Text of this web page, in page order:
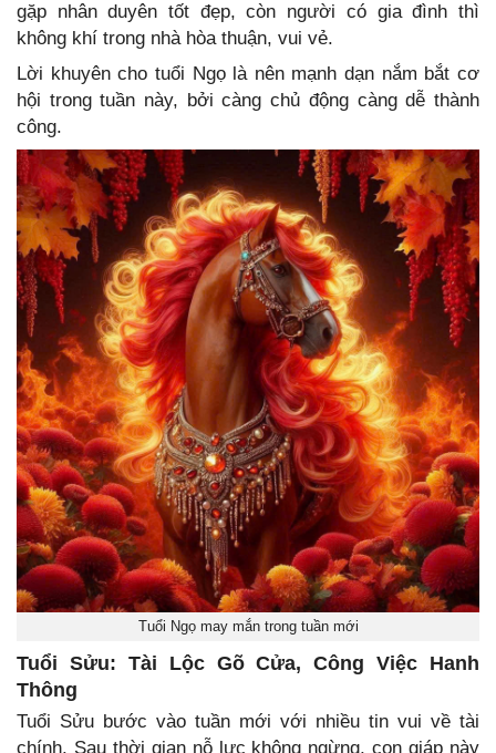
gặp nhân duyên tốt đẹp, còn người có gia đình thì
không khí trong nhà hòa thuận, vui vẻ.
Lời khuyên cho tuổi Ngọ là nên mạnh dạn nắm bắt cơ
hội trong tuần này, bởi càng chủ động càng dễ thành
công.
Tuổi Ngọ may mắn trong tuần mới
Tuổi Sửu: Tài Lộc Gõ Cửa, Công Việc Hanh
Thông
Tuổi Sửu bước vào tuần mới với nhiều tin vui về tài
chính. Sau thời gian nỗ lực không ngừng, con giáp này